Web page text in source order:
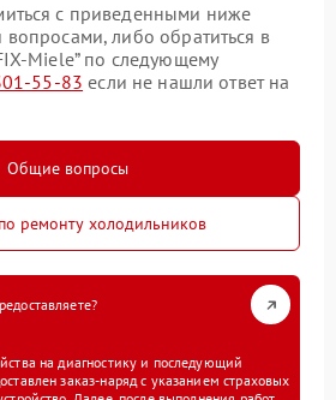
с приведенными ниже
либо обратиться в
Miele” по следующему
55-83 если не нашли ответ на
Общие вопросы
ремонту холодильников
на диагностику и последующий
заказ-наряд с указанием страховых